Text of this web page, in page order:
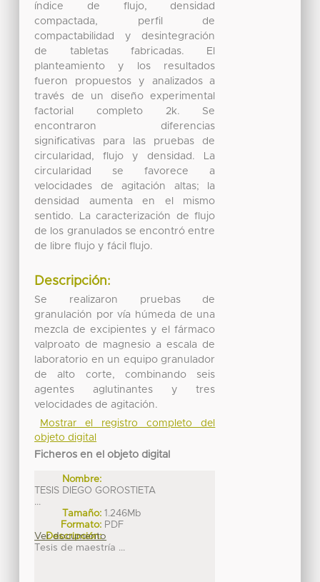
índice de flujo, densidad
compactada, perfil de
compactabilidad y desintegración
de tabletas fabricadas. El
planteamiento y los resultados
fueron propuestos y analizados a
través de un diseño experimental
factorial completo 2k. Se
encontraron diferencias
significativas para las pruebas de
circularidad, flujo y densidad. La
circularidad se favorece a
velocidades de agitación altas; la
densidad aumenta en el mismo
sentido. La caracterización de flujo
de los granulados se encontró entre
de libre flujo y fácil flujo.
Descripción:
Se realizaron pruebas de
granulación por vía húmeda de una
mezcla de excipientes y el fármaco
valproato de magnesio a escala de
laboratorio en un equipo granulador
de alto corte, combinando seis
agentes aglutinantes y tres
velocidades de agitación.
Mostrar el registro completo del
objeto digital
Ficheros en el objeto digital
Nombre:
TESIS DIEGO GOROSTIETA
...
Tamaño: 1.246Mb
Formato: PDF
Descripción:
Tesis de maestría ...
Ver documento